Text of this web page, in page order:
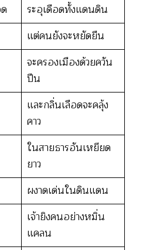
ระอุเดือดทั้งแดนดิน
แต่คนยังจะหยัดยืน
จะครองเมืองด้วยควัน
ปืน
และกลิ่นเลือดจะคลุ้ง
คาว
ในสายธารอันเหยียด
ยาว
ผงาดเด่นในดินแดน
เจ้ายิงคนอย่างหมิ่น
แคลน